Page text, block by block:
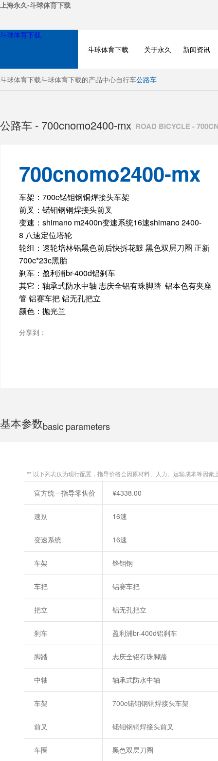
上海永久-斗球体育下载
斗球体育下载
斗球体育下载
关于永久 新闻资讯
斗球体育下载斗球体育下载的产品中心自行车公路车
BICYCLE
ELECTRIC BIKE
ELECTRIC MOTORCYCLE
TRICYCLE
CHILDS
公路车 - 700cnomo2400-mx ROAD BICYCLE -
700cnomo2400-mx
车架：700c锘钼钢铜焊接头车架
前叉：锘钼钢铜焊接头前叉
变速：shimano m2400n变速系统16速shimano 2400-
8 八速定位塔轮
轮组：速轮培林铝黑色前后快拆花鼓 黑色双层刀圈 正新
700c*23c黑胎
刹车：盈利浦br-400d铝刹车
其它：轴承式防水中轴 志庆全铝有珠脚踏 铝本色有夹座
管 铝赛车把 铝无孔把立
颜色：抛光兰
分享到：
基本参数basic parameters
** 以下列表仅为现行配置，指导价格会因原材料、人力、运输成本等因素
官方统一指导零售价 ¥4338.00
速别 16速
变速系统 16速
车架 铬钼钢
车把 铝赛车把
把立 铝无孔把立
刹车 盈利浦br-400d铝刹车
脚踏 志庆全铝有珠脚踏
中轴 轴承式防水中轴
车架 700c锘钼钢铜焊接头车架
前叉 锘钼钢铜焊接头前叉
车圈 黑色双层刀圈